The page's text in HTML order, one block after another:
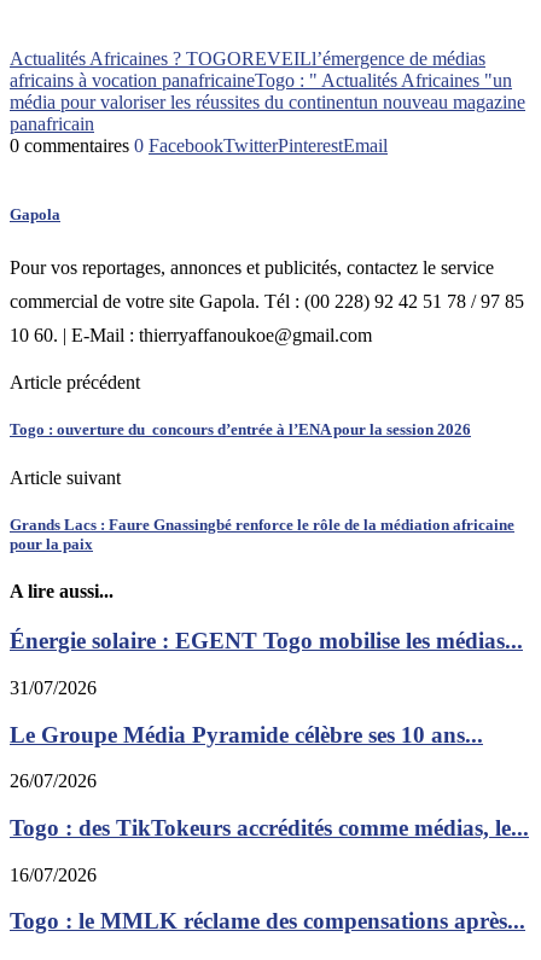
Actualités Africaines ? TOGOREVEILl’émergence de médias
africains à vocation panafricaineTogo : " Actualités Africaines "un
média pour valoriser les réussites du continentun nouveau magazine
panafricain
0 commentaires 0 FacebookTwitterPinterestEmail
Gapola
Pour vos reportages, annonces et publicités, contactez le service
commercial de votre site Gapola. Tél : (00 228) 92 42 51 78 / 97 85
10 60. | E-Mail : thierryaffanoukoe@gmail.com
Article précédent
Togo : ouverture du concours d’entrée à l’ENA pour la session 2026
Article suivant
Grands Lacs : Faure Gnassingbé renforce le rôle de la médiation africaine
pour la paix
A lire aussi...
Énergie solaire : EGENT Togo mobilise les médias...
31/07/2026
Le Groupe Média Pyramide célèbre ses 10 ans...
26/07/2026
Togo : des TikTokeurs accrédités comme médias, le...
16/07/2026
Togo : le MMLK réclame des compensations après...